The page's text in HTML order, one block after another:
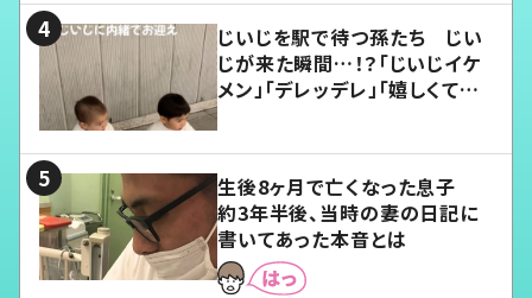
じいじを駅で待つ孫たち じい
じが来た瞬間…！？「じいじイケ
メン」「デレッデレ」「嬉しくて可
生後8ヶ月で亡くなった息子
約3年半後、当時の妻の日記に
書いてあった本音とは